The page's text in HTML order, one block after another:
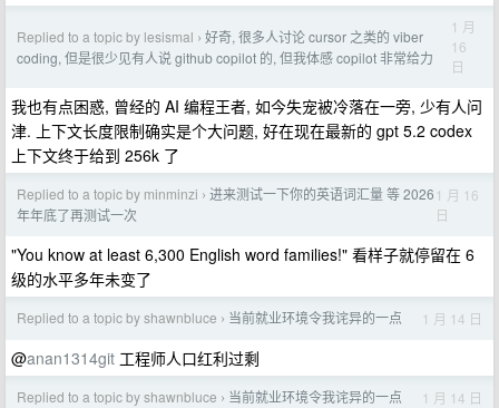
Replied to a topic by lesismal › 好奇, 很多人讨论 cursor 之类的 viber
coding, 但是很少见有人说 github copilot 的, 但我体感 copilot 非常给力
1 月
16
日
我也有点困惑, 曾经的 AI 编程王者, 如今失宠被冷落在一旁, 少有人问
津. 上下文长度限制确实是个大问题, 好在现在最新的 gpt 5.2 codex
上下文终于给到 256k 了
Replied to a topic by minminzi › 进来测试一下你的英语词汇量 等 2026
年年底了再测试一次
1 月 16
日
"You know at least 6,300 English word families!" 看样子就停留在 6
级的水平多年未变了
Replied to a topic by shawnbluce › 当前就业环境令我诧异的一点 1 月 14 日
@anan1314git 工程师人口红利过剩
Replied to a topic by shawnbluce › 当前就业环境令我诧异的一点 1 月 14 日